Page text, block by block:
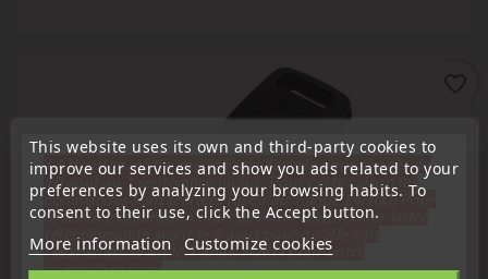
This website uses its own and third-party cookies to
improve our services and show you ads related to your
preferences by analyzing your browsing habits. To
consent to their use, click the Accept button.
More information Customize cookies
« Attention, notre société sera fermée pour congés du
10 aout au 1 septembre inclus. Pour cette raison les
commandes sont traitées jusqu'au 7 aout 14H00. Pour
le service réparation nous devons réceptionner votre
télécommande avant le 6 aout pour qu'elle soit
réexpédiée avant le 7 aout. Merci pour votre
compréhension»